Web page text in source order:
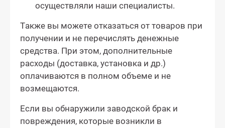
осуществляли наши специалисты.
Также вы можете отказаться от товаров при
получении и не перечислять денежные
средства. При этом, дополнительные
расходы (доставка, установка и др.)
оплачиваются в полном объеме и не
возмещаются.
Если вы обнаружили заводской брак и
повреждения, которые возникли в